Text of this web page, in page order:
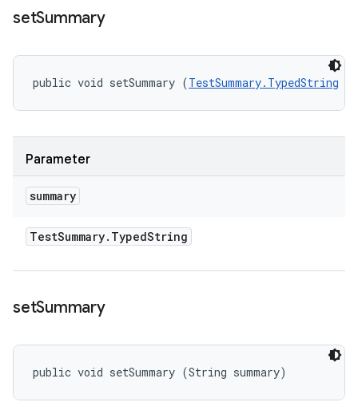
setSummary
public void setSummary (TestSummary.TypedString
Parameter
summary
TestSummary. TypedString
setSummary
public void setSummary (String summary)